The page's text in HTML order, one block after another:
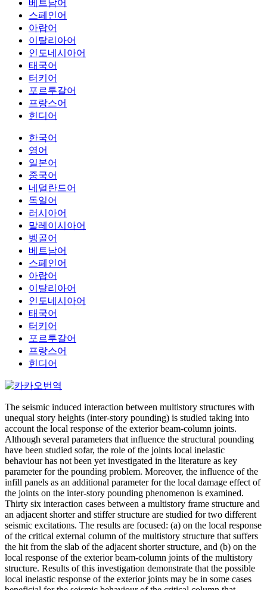
베트남어
스페인어
아랍어
이탈리아어
인도네시아어
태국어
터키어
포르투갈어
프랑스어
힌디어
한국어
영어
일본어
중국어
네덜란드어
독일어
러시아어
말레이시아어
벵골어
베트남어
스페인어
아랍어
이탈리아어
인도네시아어
태국어
터키어
포르투갈어
프랑스어
힌디어
The seismic induced interaction between multistory structures with
unequal story heights (inter-story pounding) is studied taking into
account the local response of the exterior beam-column joints.
Although several parameters that influence the structural pounding
have been studied sofar, the role of the joints local inelastic
behaviour has not been yet investigated in the literature as key
parameter for the pounding problem. Moreover, the influence of the
infill panels as an additional parameter for the local damage effect of
the joints on the inter-story pounding phenomenon is examined.
Thirty six interaction cases between a multistory frame structure and
an adjacent shorter and stiffer structure are studied for two different
seismic excitations. The results are focused: (a) on the local response
of the critical external column of the multistory structure that suffers
the hit from the slab of the adjacent shorter structure, and (b) on the
local response of the exterior beam-column joints of the multistory
structure. Results of this investigation demonstrate that the possible
local inelastic response of the exterior joints may be in some cases